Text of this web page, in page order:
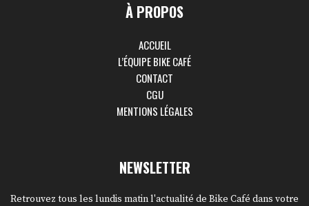
À PROPOS
ACCUEIL
L’ÉQUIPE BIKE CAFÉ
CONTACT
CGU
MENTIONS LÉGALES
NEWSLETTER
Retrouvez tous les lundis matin l'actualité de Bike Café dans votre